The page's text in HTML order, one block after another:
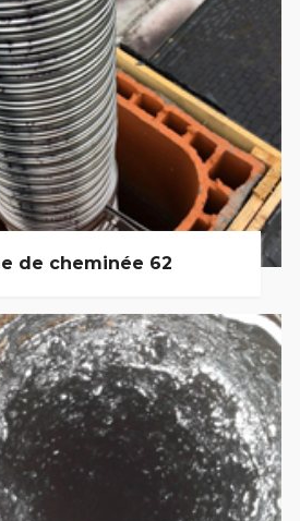
de cheminée 62